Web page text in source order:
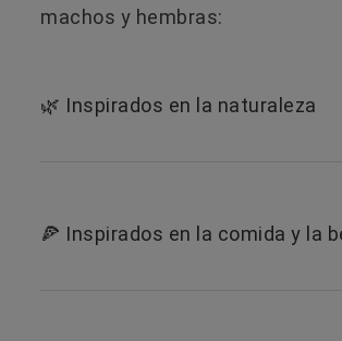
machos y hembras:
🌿 Inspirados en la naturaleza
🍕 Inspirados en la comida y la